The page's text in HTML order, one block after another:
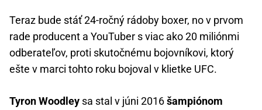
Teraz bude stáť 24-ročný rádoby boxer, no v prvom
rade producent a YouTuber s viac ako 20 miliónmi
odberateľov, proti skutočnému bojovníkovi, ktorý
ešte v marci tohto roku bojoval v klietke UFC.
Tyron Woodley sa stal v júni 2016šampiónom